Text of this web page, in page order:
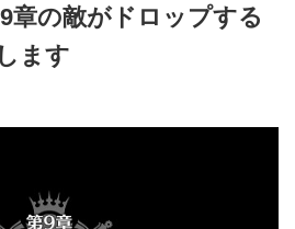
章の敵がドロップする
ます